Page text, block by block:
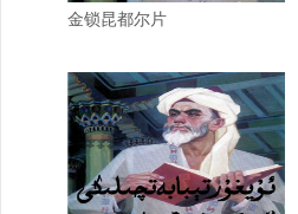
金锁昆都尔片